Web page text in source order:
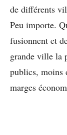
de différents
Peu importe.
fusionnent et
grande ville la
publics, moins
marges